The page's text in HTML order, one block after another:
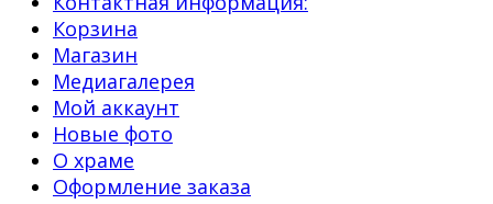
Корзина
Магазин
Медиагалерея
Мой аккаунт
Новые фото
О храме
Оформление заказа